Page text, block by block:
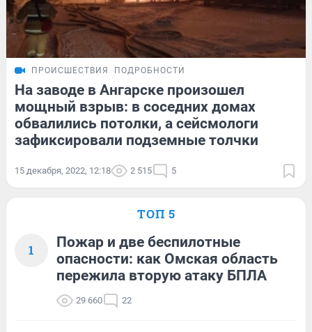
ПРОИСШЕСТВИЯ ПОДРОБНОСТИ
На заводе в Ангарске произошел
мощный взрыв: в соседних домах
обвалились потолки, а сейсмологи
зафиксировали подземные толчки
15 декабря, 2022, 12:18 2 515 5
ТОП 5
1
Пожар и две беспилотные
опасности: как Омская область
пережила вторую атаку БПЛА
29 660 22